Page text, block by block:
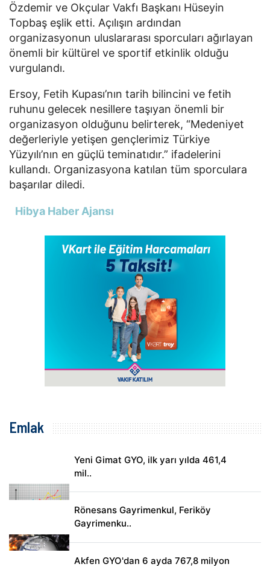
Özdemir ve Okçular Vakfı Başkanı Hüseyin
Topbaş eşlik etti. Açılışın ardından
organizasyonun uluslararası sporcuları ağırlayan
önemli bir kültürel ve sportif etkinlik olduğu
vurgulandı.
Ersoy, Fetih Kupası’nın tarih bilincini ve fetih
ruhunu gelecek nesillere taşıyan önemli bir
organizasyon olduğunu belirterek, “Medeniyet
değerleriyle yetişen gençlerimiz Türkiye
Yüzyılı’nın en güçlü teminatıdır.” ifadelerini
kullandı. Organizasyona katılan tüm sporculara
başarılar diledi.
Hibya Haber Ajansı
Emlak
Yeni Gimat GYO, ilk yarı yılda 461,4
mil..
Rönesans Gayrimenkul, Feriköy
Gayrimenku..
Akfen GYO'dan 6 ayda 767,8 milyon